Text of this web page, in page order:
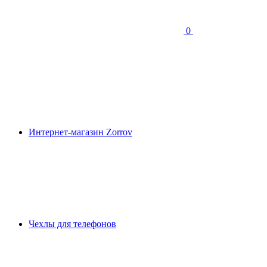
0
Интернет-магазин Zorrov
Чехлы для телефонов